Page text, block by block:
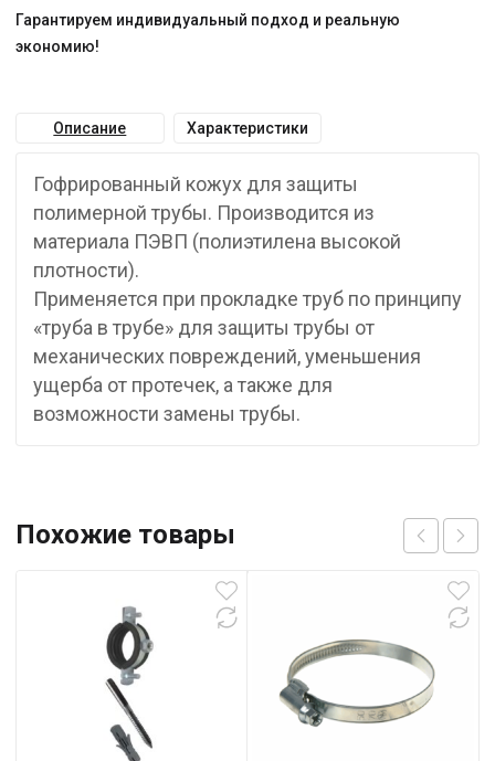
Гарантируем индивидуальный подход и реальную
экономию!
Описание Характеристики
Гофрированный кожух для защиты
полимерной трубы. Производится из
материала ПЭВП (полиэтилена высокой
плотности).
Применяется при прокладке труб по принципу
«труба в трубе» для защиты трубы от
механических повреждений, уменьшения
ущерба от протечек, а также для
возможности замены трубы.
Похожие товары